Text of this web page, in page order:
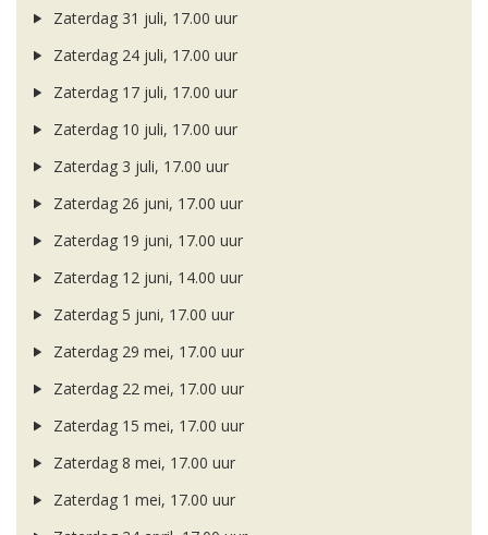
Zaterdag 31 juli, 17.00 uur
Zaterdag 24 juli, 17.00 uur
Zaterdag 17 juli, 17.00 uur
Zaterdag 10 juli, 17.00 uur
Zaterdag 3 juli, 17.00 uur
Zaterdag 26 juni, 17.00 uur
Zaterdag 19 juni, 17.00 uur
Zaterdag 12 juni, 14.00 uur
Zaterdag 5 juni, 17.00 uur
Zaterdag 29 mei, 17.00 uur
Zaterdag 22 mei, 17.00 uur
Zaterdag 15 mei, 17.00 uur
Zaterdag 8 mei, 17.00 uur
Zaterdag 1 mei, 17.00 uur